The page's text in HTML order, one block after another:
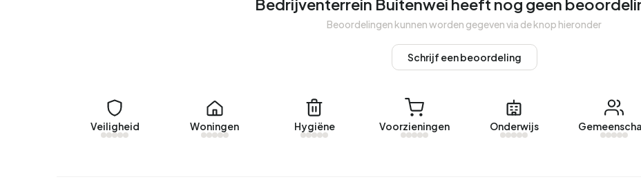
Momenteel zijn er geen woningen te huur in Bedrijventerrein Buitenwei. Afgelopen jaar zijn er geen
Energie
In Bedrijventerrein Buitenwei zijn er 35 adressen met een geregistreerd energielabel. De meest
Bedrijventerrein Buitenwei heeft nog geen
Beoordelingen kunnen worden gegeven via de knop hieronder
Schrijf een beoordeling
Veiligheid Woningen Hygiëne Voorzieningen Onderwijs